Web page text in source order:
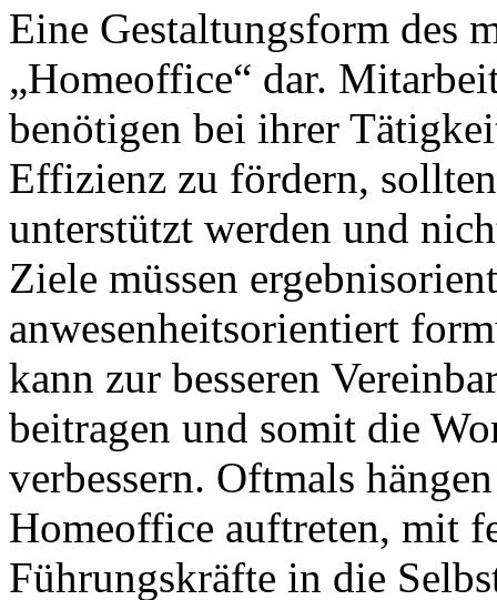
Eine Gestaltungsform des
„Homeoffice“ dar.
benötigen bei ihrer
Effizienz zu fördern,
unterstützt werden und
Ziele müssen
anwesenheitsorientiert
kann zur besseren
beitragen und somit die
verbessern. Oftmals
Homeoffice auftreten, mit
Führungskräfte in die